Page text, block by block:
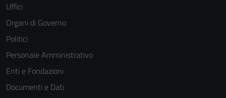
Uffici
Organi di Governo
Politici
Personale Amministrativo
Enti e Fondazioni
Documenti e Dati